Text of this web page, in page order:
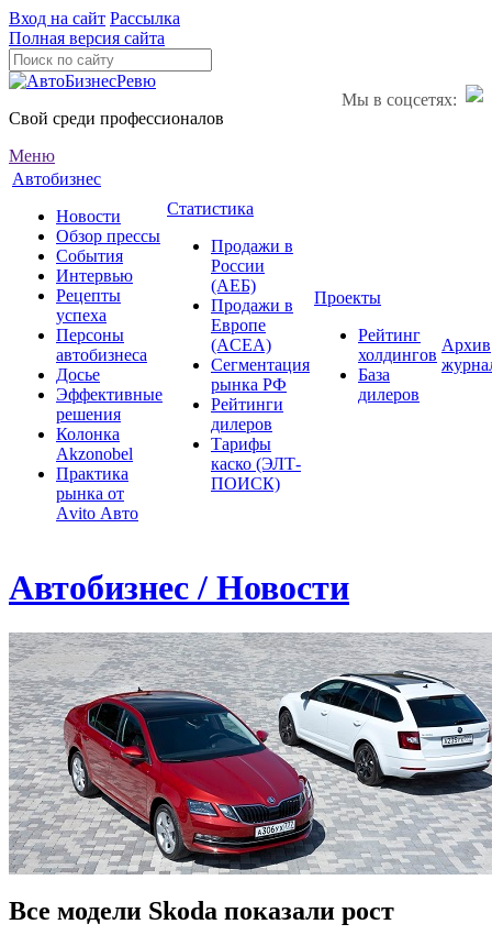
Вход на сайт Рассылка
Полная версия сайта
Мы в соцсетях:
Свой среди профессионалов
Меню
Автобизнес
Новости
Обзор прессы
События
Интервью
Рецепты
успеха
Персоны
автобизнеса
Досье
Эффективные
решения
Колонка
Akzonobel
Практика
рынка от
Аvito Авто
Статистика
Продажи в
России
(АЕБ)
Продажи в
Европе
(ACEA)
Сегментация
рынка РФ
Рейтинги
дилеров
Тарифы
каско (ЭЛТ-
ПОИСК)
Проекты
Рейтинг
холдингов
База
дилеров
Архив
Автобизнес / Новости
Все модели Skoda показали рост